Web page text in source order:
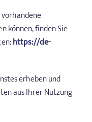
können, finden Sie
https://de-
erheben und
aus Ihrer Nutzung